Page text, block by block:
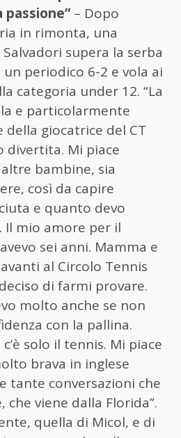
– Dopo
in rimonta, una
supera la serba
un periodico 6-2 e vola ai
categoria under 12. “La
e particolarmente
della giocatrice del CT
divertita. Mi piace
bambine, sia
così da capire
e quanto devo
Il mio amore per il
sei anni. Mamma e
al Circolo Tennis
di farmi provare.
molto anche se non
con la pallina.
solo il tennis. Mi piace
brava in inglese
tante conversazioni che
che viene dalla Florida”.
quella di Micol, e di